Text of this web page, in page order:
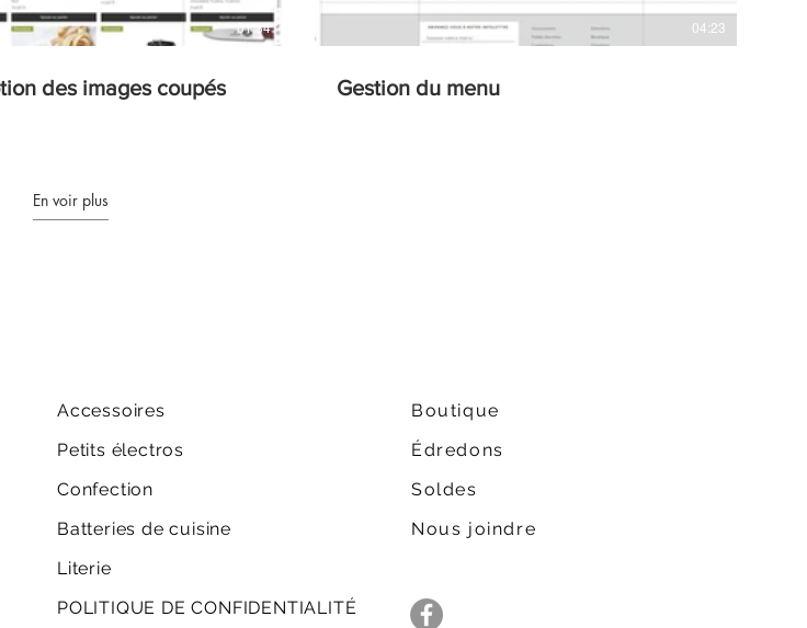
01:34
des images coupés
04:23
Gestion du menu
En voir plus
Accessoires
Petits électros
Confection
Batteries de cuisine
Literie
POLITIQUE DE CONFIDENTIALITÉ
Boutique
Édredons
Soldes
Nous joindre